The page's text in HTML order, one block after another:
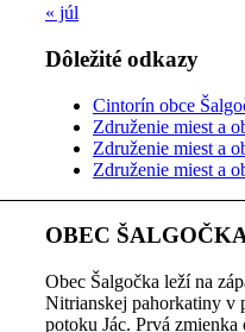
« júl
Dôležité odkazy
Cintorín obce
Združenie miest a
Združenie miest a
Združenie miest a
OBEC
Obec Šalgočka leží na
Nitrianskej pahorkatiny v
potoku Jác. Prvá